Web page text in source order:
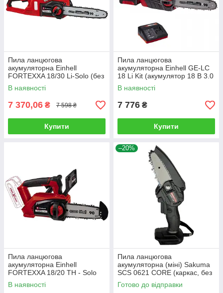
Пила ланцюгова
акумуляторна Einhell
FORTEXXA 18/30 Li-Solo (без
АКБ та зарядного пристрою)
В наявності
7 370,06 ₴ 7 598 ₴
Купити
Пила ланцюгова
акумуляторна Einhell GE-LC
18 Li Kit (акумулятор 18 В 3.0
Ач)
В наявності
7 776 ₴
Купити
Пила ланцюгова
акумуляторна Einhell
FORTEXXA 18/20 TH - Solo
(без АКБ та зарядного
пристрою)
В наявності
–20%
Пила ланцюгова
акумуляторна (міні) Sakuma
SCS 0621 CORE (каркас, без
акк. та зарядного)
Готово до відправки